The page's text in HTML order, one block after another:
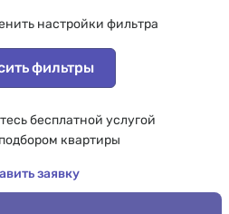
настройки фильтра
фильтры
бесплатной услугой
квартиры
заявку